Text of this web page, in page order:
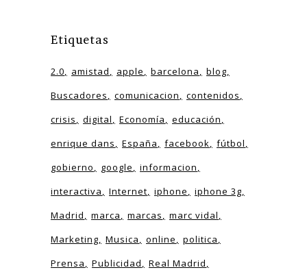
Etiquetas
2.0 amistad apple barcelona
blog
Buscadores
comunicacion
contenidos
crisis
digital Economía
educación
enrique dans
España facebook
fútbol
gobierno
google
informacion
interactiva
Internet iphone
iphone 3g
Madrid
marca marcas
marc vidal
Marketing
Musica online
politica
Prensa
Publicidad
Real Madrid